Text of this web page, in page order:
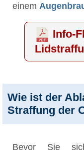
einem
Info-
Wie ist der
Straffung der
Bevor Sie